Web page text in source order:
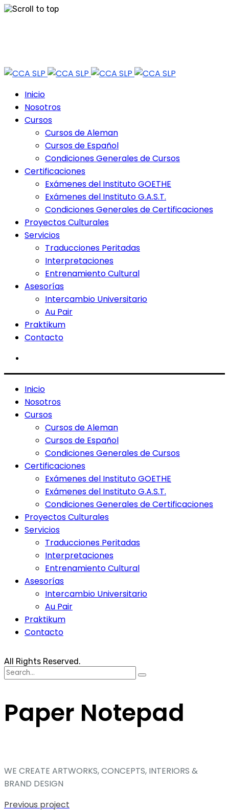
Inicio
Nosotros
Cursos
Cursos de Aleman
Cursos de Español
Condiciones Generales de Cursos
Certificaciones
Exámenes del Instituto GOETHE
Exámenes del Instituto G.A.S.T.
Condiciones Generales de Certificaciones
Proyectos Culturales
Servicios
Traducciones Peritadas
Interpretaciones
Entrenamiento Cultural
Asesorías
Intercambio Universitario
Au Pair
Praktikum
Contacto
Inicio
Nosotros
Cursos
Cursos de Aleman
Cursos de Español
Condiciones Generales de Cursos
Certificaciones
Exámenes del Instituto GOETHE
Exámenes del Instituto G.A.S.T.
Condiciones Generales de Certificaciones
Proyectos Culturales
Servicios
Traducciones Peritadas
Interpretaciones
Entrenamiento Cultural
Asesorías
Intercambio Universitario
Au Pair
Praktikum
Contacto
All Rights Reserved.
Search
for:
Paper Notepad
WE CREATE ARTWORKS, CONCEPTS, INTERIORS &
BRAND DESIGN
Previous project